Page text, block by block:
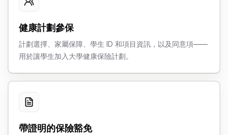
健康計劃參保
計劃選擇、家屬保障、學生 ID 和項目資訊，以及同意項——
用於讓學生加入大學健康保險計劃。
帶證明的保險豁免